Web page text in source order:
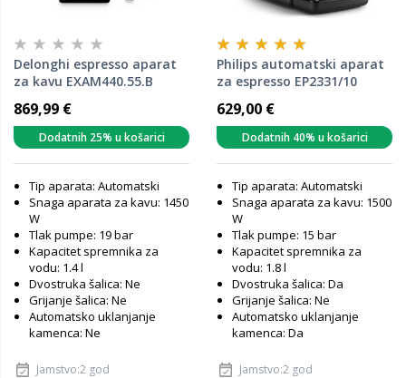
Delonghi espresso aparat
za kavu EXAM440.55.B
869,99 €
Dodatnih 25% u košarici
Tip aparata: Automatski
Snaga aparata za kavu: 1450
W
Tlak pumpe: 19 bar
Kapacitet spremnika za
vodu: 1.4 l
Dvostruka šalica: Ne
Grijanje šalica: Ne
Automatsko uklanjanje
kamenca: Ne
Jamstvo:2 god
Philips automatski aparat
za espresso EP2331/10
629,00 €
Dodatnih 40% u košarici
Tip aparata: Automatski
Snaga aparata za kavu: 1500
W
Tlak pumpe: 15 bar
Kapacitet spremnika za
vodu: 1.8 l
Dvostruka šalica: Da
Grijanje šalica: Ne
Automatsko uklanjanje
kamenca: Da
Jamstvo:2 god